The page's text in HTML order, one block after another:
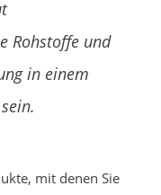
Rohstoffe und
in einem
mit denen Sie